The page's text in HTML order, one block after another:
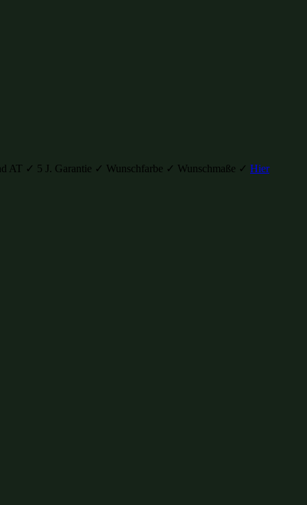
AT ✓ 5 J. Garantie ✓ Wunschfarbe ✓ Wunschmaße ✓ Hier